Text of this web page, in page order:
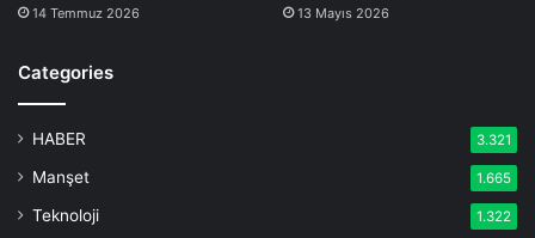
14 Temmuz 2026 13 Mayıs 2026
Categories
HABER 3.321
Manşet 1.665
Teknoloji 1.322